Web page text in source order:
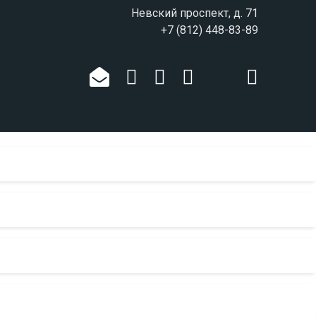
Невский проспект, д. 71
+7 (812) 448-83-89